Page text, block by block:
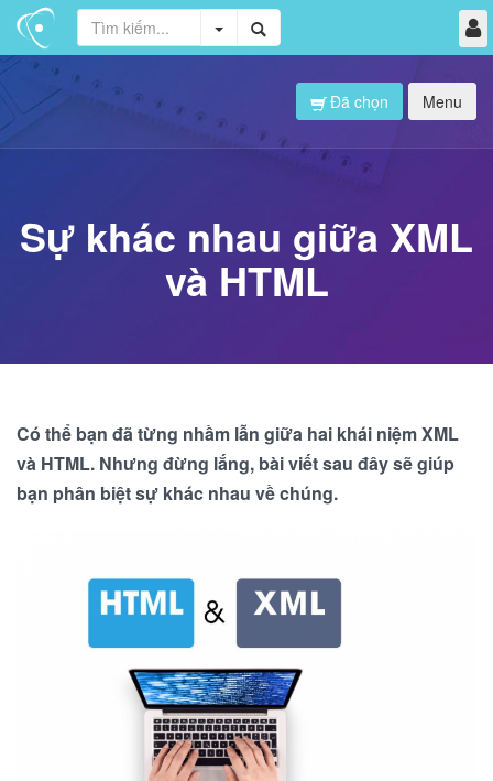
Menu
Đã chọn
Sự khác nhau giữa XML
và HTML
Có thể bạn đã từng nhầm lẫn giữa hai khái niệm XML
và HTML. Nhưng đừng lắng, bài viết sau đây sẽ giúp
bạn phân biệt sự khác nhau về chúng.